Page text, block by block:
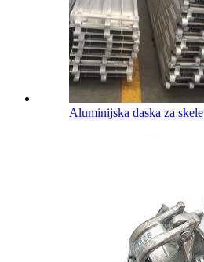
Aluminijska daska za skele